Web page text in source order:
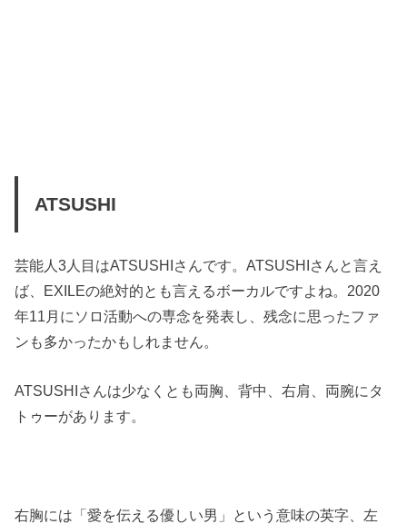
ATSUSHI
芸能人3人目はATSUSHIさんです。ATSUSHIさんと言え
ば、EXILEの絶対的とも言えるボーカルですよね。2020
年11月にソロ活動への専念を発表し、残念に思ったファ
ンも多かったかもしれません。
ATSUSHIさんは少なくとも両胸、背中、右肩、両腕にタ
トゥーがあります。
右胸には「愛を伝える優しい男」という意味の英字、左